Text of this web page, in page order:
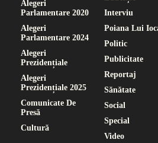
Alegeri
Parlamentare 2020
Alegeri
Parlamentare 2024
Alegeri
Prezidențiale
Alegeri
Prezidențiale 2025
Comunicate De
Presă
Cultură
Interviu
Poiana Lui
Politic
Publicitate
Reportaj
Sănătate
Social
Special
Video